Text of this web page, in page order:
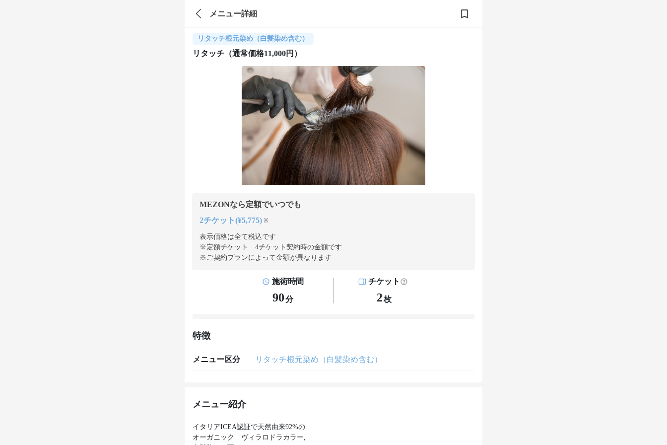
メニュー詳細
リタッチ根元染め（白髪染め含む）
リタッチ（通常価格11,000円）
MEZONなら定額でいつでも
2チケット(¥5,775) ※
表示価格は全て税込です
※定額チケット 4チケット契約時の金額です
※ご契約プランによって金額が異なります
施術時間
90分
チケット
2枚
特徴
メニュー区分 リタッチ根元染め（白髪染め含む）
メニュー紹介
イタリアICEA認証で天然由来92%の
オーガニック ヴィラロドラカラー,